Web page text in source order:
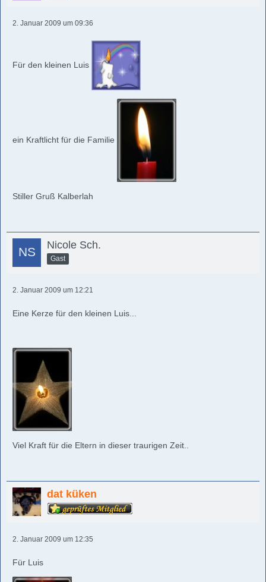
2. Januar 2009 um 09:36
Für den kleinen Luis
ein Kraftlicht für die Familie
Stiller Gruß Kalberlah
Nicole Sch.
Gast
2. Januar 2009 um 12:21
Eine Kerze für den kleinen Luis...
Viel Kraft für die Eltern in dieser traurigen Zeit..
dat küken
2. Januar 2009 um 12:35
Für Luis